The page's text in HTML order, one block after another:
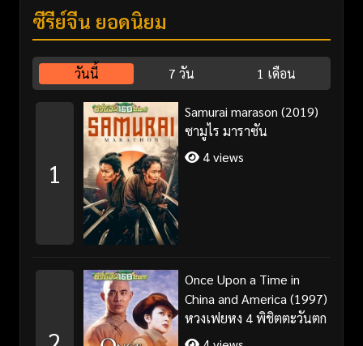
ซีรี่ย์จีน ยอดนิยม
วันนี้ 7 วัน 1 เดือน
1
Samurai marason (2019)
ซามูไร มาราซัน
4 views
Once Upon a Time in
China and America (1997)
หวงเฟยหง 4 พิชิตตะวันตก